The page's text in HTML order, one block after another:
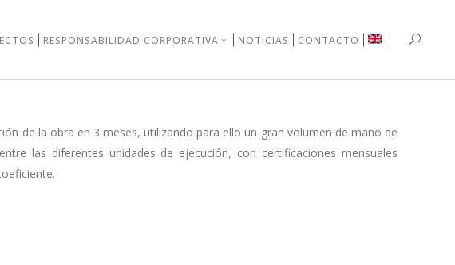
RESPONSABILIDAD CORPORATIVA NOTICIAS CONTACTO
de la obra en 3 meses, utilizando para ello un gran volumen de mano de
las diferentes unidades de ejecución, con certificaciones mensuales